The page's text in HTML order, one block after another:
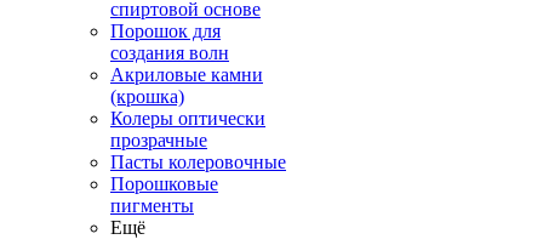
спиртовой основе
Порошок для
создания волн
Акриловые камни
(крошка)
Колеры оптически
прозрачные
Пасты колеровочные
Порошковые
пигменты
Ещё